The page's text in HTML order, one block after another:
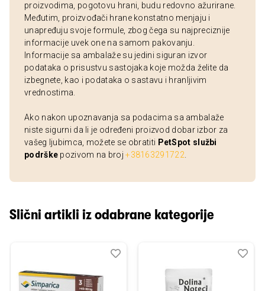
proizvodima, pogotovu hrani, budu redovno ažurirane.
Međutim, proizvođači hrane konstatno menjaju i
unapređuju svoje formule, zbog čega su najpreciznije
informacije uvek one na samom pakovanju.
Informacije sa ambalaže su jedini siguran izvor
podataka o prisustvu sastojaka koje možda želite da
izbegnete, kao i podataka o sastavu i hranljivim
vrednostima.
Ako nakon upoznavanja sa podacima sa ambalaže
niste sigurni da li je određeni proizvod dobar izbor za
vašeg ljubimca, možete se obratiti PetSpot službi
podrške pozivom na broj+38163291722
Slični artikli iz odabrane kategorije
Dodaj
Uporedi